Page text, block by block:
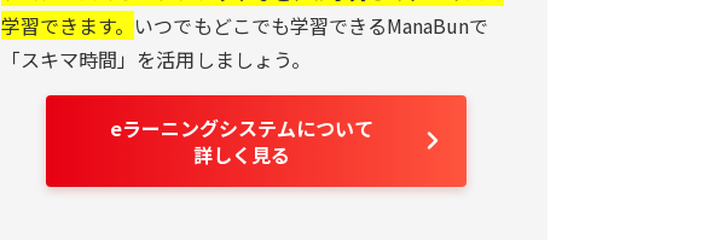
学習できます。 いつでもどこでも学習できるManaBunで
「スキマ時間」を活用しましょう。
eラーニングシステムについて
詳しく見る